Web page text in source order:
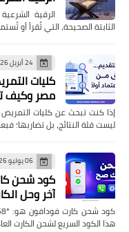
الرقية
الثابتة الصحيحة، التي تُقرأ أو
24 أبريل 2026
كليات
مصر وكيف
إذا كنت تبحث عن كليات
ليست قلة النتائج، بل تضاربها؛
06 يوليو 2026
كود شحن
آخر وحل
هذا الكود السريع لشحن الكارت